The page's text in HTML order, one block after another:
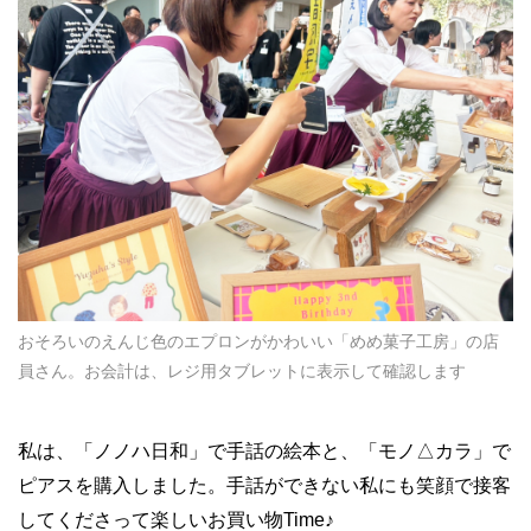
おそろいのえんじ色のエプロンがかわいい「めめ菓子工房」の店
員さん。お会計は、レジ用タブレットに表示して確認します
私は、「ノノハ日和」で手話の絵本と、「モノ△カラ」で
ピアスを購入しました。手話ができない私にも笑顔で接客
してくださって楽しいお買い物Time♪